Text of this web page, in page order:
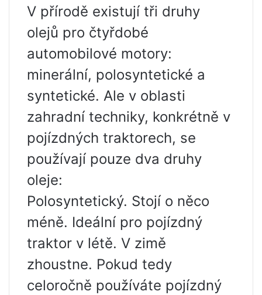
V přírodě existují tři druhy
olejů pro čtyřdobé
automobilové motory:
minerální, polosyntetické a
syntetické. Ale v oblasti
zahradní techniky, konkrétně v
pojízdných traktorech, se
používají pouze dva druhy
oleje:
Polosyntetický. Stojí o něco
méně. Ideální pro pojízdný
traktor v létě. V zimě
zhoustne. Pokud tedy
celoročně používáte pojízdný